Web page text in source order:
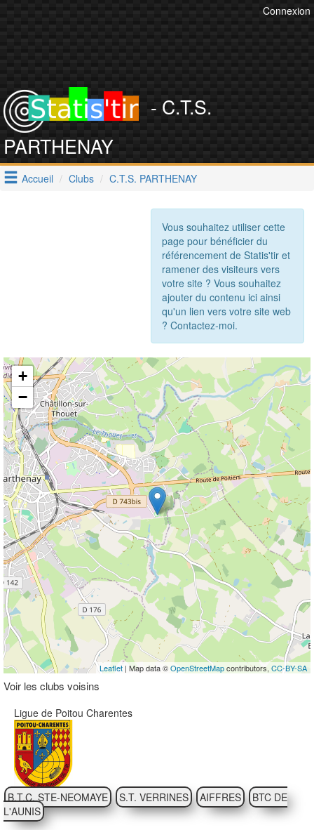
Connexion
- C.T.S.
PARTHENAY
Accueil Clubs C.T.S. PARTHENAY
Vous souhaitez utiliser cette
page pour bénéficier du
référencement de Statis'tir et
ramener des visiteurs vers
votre site ? Vous souhaitez
ajouter du contenu ici ainsi
qu'un lien vers votre site web
? Contactez-moi.
+
−
Leaflet | Map data ©OpenStreetMapcontributors, CC-BY-SA
Voir les clubs voisins
Ligue de Poitou Charentes
B.T.C. STE-NEOMAYE S.T. VERRINES AIFFRES
BTC DE
L'AUNIS